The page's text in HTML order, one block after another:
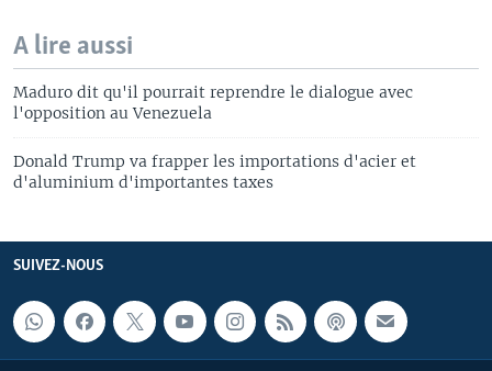
A lire aussi
Maduro dit qu'il pourrait reprendre le dialogue avec
l'opposition au Venezuela
Donald Trump va frapper les importations d'acier et
d'aluminium d'importantes taxes
SUIVEZ-NOUS